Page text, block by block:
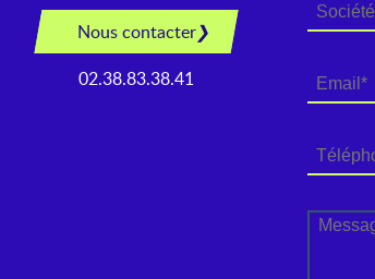
Location porte engin
Location plateau
Nous contacter
02.38.83.38.41